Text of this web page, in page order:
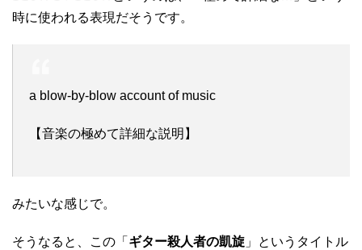
時に使われる表現だそうです。
a blow-by‐blow account of music
【音楽の極めて詳細な説明】
みたいな感じで。
そうなると、この「 ギター殺人者の凱旋 」というタイトル